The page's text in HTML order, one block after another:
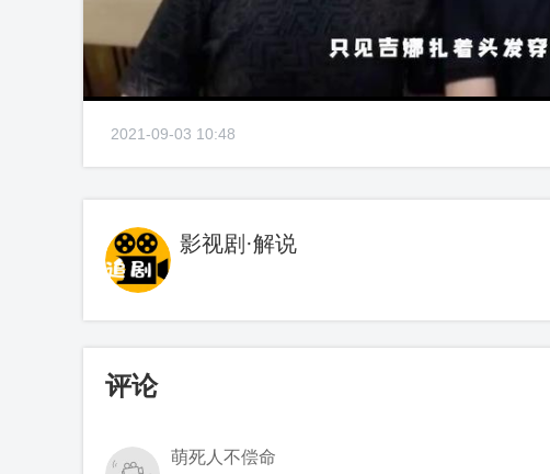
2021-09-03 10:48
影视剧·解说
评论
萌死人不偿命